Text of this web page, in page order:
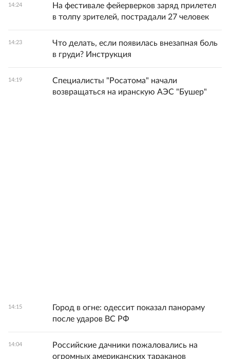
14:24
На фестивале фейерверков заряд прилетел
в толпу зрителей, пострадали 27 человек
14:23
Что делать, если появилась внезапная боль
в груди? Инструкция
14:19
Специалисты "Росатома" начали
возвращаться на иранскую АЭС "Бушер"
14:15
Город в огне: одессит показал панораму
после ударов ВС РФ
14:04
Российские дачники пожаловались на
огромных американских тараканов